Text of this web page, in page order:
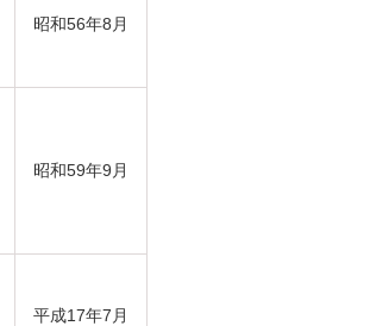
昭和56年8月
昭和59年9月
平成17年7月